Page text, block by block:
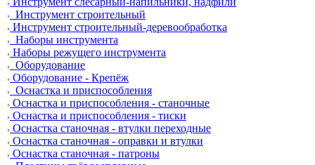
Инструмент строительный
Инструмент строительный-деревообработка
Наборы инструмента
Наборы режущего инструмента
Оборудование
Оборудование - Крепёж
Оснастка и приспособления
Оснастка и приспособления - станочные
Оснастка и приспособления - тиски
Оснастка станочная - втулки переходные
Оснастка станочная - оправки и втулки
Оснастка станочная - патроны